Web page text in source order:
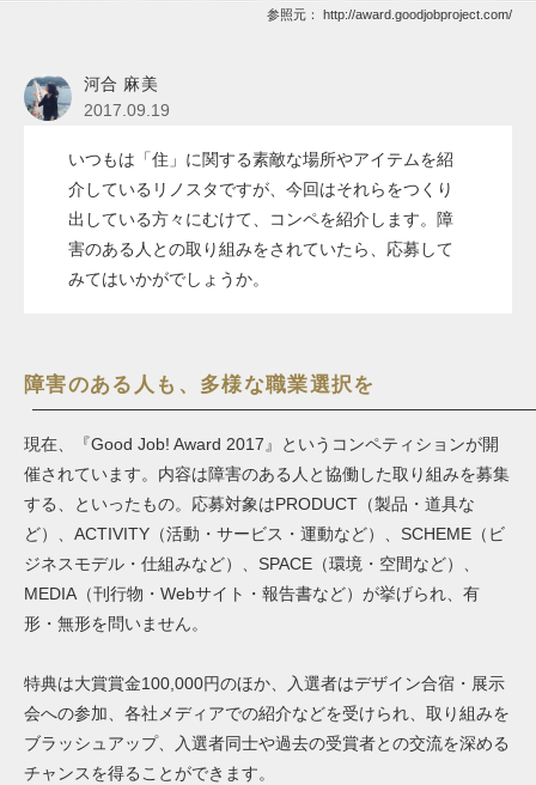
参照元： http://award.goodjobproject.com/
河合 麻美
2017.09.19
いつもは「住」に関する素敵な場所やアイテムを紹
介しているリノスタですが、今回はそれらをつくり
出している方々にむけて、コンペを紹介します。障
害のある人との取り組みをされていたら、応募して
みてはいかがでしょうか。
障害のある人も、多様な職業選択を
現在、『Good Job! Award 2017 』というコンペティションが開
催されています。内容は障害のある人 と協働した取り組みを募集
する、といったもの。応募対象はPRODUCT（製品・道具な
ど）、ACTIVITY（活動・サービス・運動など）、 SCHEME（ビ
ジネスモデル・仕組みなど）、SPACE（環境・空間など）、
MEDIA（刊行物・Webサイト・報告書など）が挙げられ、有
形・無形を問いません。
特典は大賞賞金100,000円のほか、入選者はデザイン合宿・展示
会への参加、各社メディアでの紹介などを受けられ、取り組みを
ブラッシュアップ、入選者同士や過去の受賞者との交流を深める
チャンスを得ることができます。